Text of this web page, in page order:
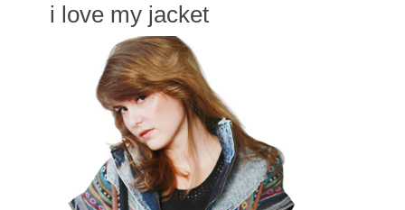
i love my jacket